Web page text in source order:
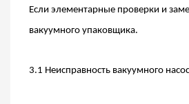
Если элементарные проверки и
вакуумного упаковщика.
3.1 Неисправность вакуумного